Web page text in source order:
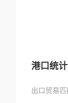
港口统计
出口贸易